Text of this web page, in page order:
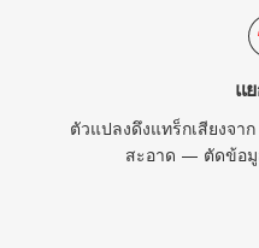
แ
ตัวแปลงดึงแทร็กเสียงจา
สะอาด — ตัดข้อมู